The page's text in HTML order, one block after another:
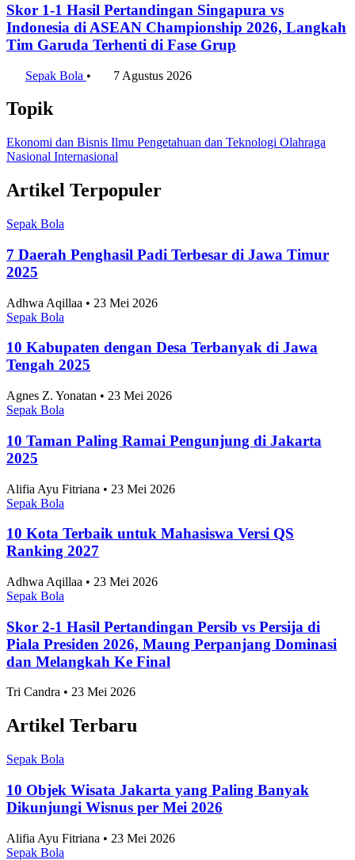
Skor 1-1 Hasil Pertandingan Singapura vs
Indonesia di ASEAN Championship 2026, Langkah
Tim Garuda Terhenti di Fase Grup
Sepak Bola • 7 Agustus 2026
Topik
Ekonomi dan Bisnis Ilmu Pengetahuan dan Teknologi Olahraga
Nasional Internasional
Artikel Terpopuler
Sepak Bola
7 Daerah Penghasil Padi Terbesar di Jawa Timur
2025
Adhwa Aqillaa • 23 Mei 2026
Sepak Bola
10 Kabupaten dengan Desa Terbanyak di Jawa
Tengah 2025
Agnes Z. Yonatan • 23 Mei 2026
Sepak Bola
10 Taman Paling Ramai Pengunjung di Jakarta
2025
Alifia Ayu Fitriana • 23 Mei 2026
Sepak Bola
10 Kota Terbaik untuk Mahasiswa Versi QS
Ranking 2027
Adhwa Aqillaa • 23 Mei 2026
Sepak Bola
Skor 2-1 Hasil Pertandingan Persib vs Persija di
Piala Presiden 2026, Maung Perpanjang Dominasi
dan Melangkah Ke Final
Tri Candra • 23 Mei 2026
Artikel Terbaru
Sepak Bola
10 Objek Wisata Jakarta yang Paling Banyak
Dikunjungi Wisnus per Mei 2026
Alifia Ayu Fitriana • 23 Mei 2026
Sepak Bola